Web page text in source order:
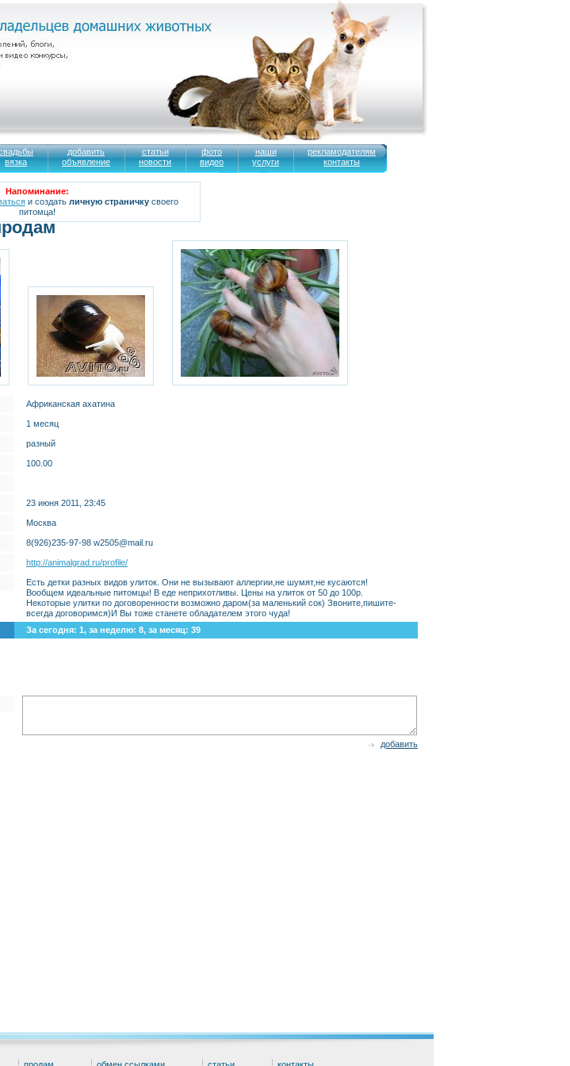
вязка
добавить
объявление
статьи
новости
фото
видео
наши
услуги
рекламодателям
контакты
Напоминание:
и создать личную страничкусвоего
питомца!
Африканская ахатина
1 месяц
разный
100.00
23 июня 2011, 23:45
Москва
8(926)235-97-98 w2505@mail.ru
http://animalgrad.ru/profile/
Есть детки разных видов улиток. Они не вызывают аллергии,не шумят,не кусаются!
Вообщем идеальные питомцы! В еде неприхотливы. Цены на улиток от 50 до 100р.
Некоторые улитки по договоренности возможно даром(за маленький сок) Звоните,пишите-
всегда договоримся)И Вы тоже станете обладателем этого чуда!
За сегодня: 1, за неделю: 8, за месяц: 39
добавить